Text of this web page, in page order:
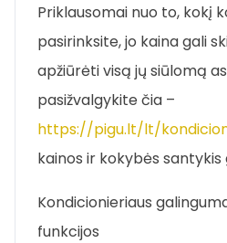
Priklausomai nuo to, kokį
pasirinksite, jo kaina gali
apžiūrėti visą jų siūlomą
pasižvalgykite čia –
https://pigu.lt/lt/
kainos ir kokybės
Kondicionieriaus
funkcijos